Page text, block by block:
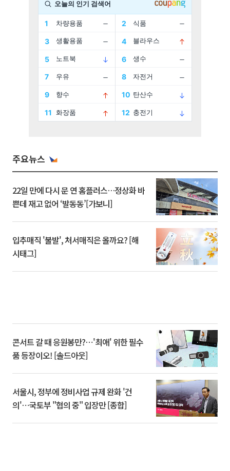
주요뉴스
22일 만에 다시 문 연 홈플러스…정상화 바
쁜데 재고 없어 ‘발동동’[가보니]
입추매직 '불발', 처서매직은 올까요? [해
시태그]
콘서트 갈 때 응원봉만?⋯'최애' 위한 필수
품 등장이오! [솔드아웃]
서울시, 정부에 정비사업 규제 완화 '건
의'⋯국토부 "협의 중" 입장만 [종합]